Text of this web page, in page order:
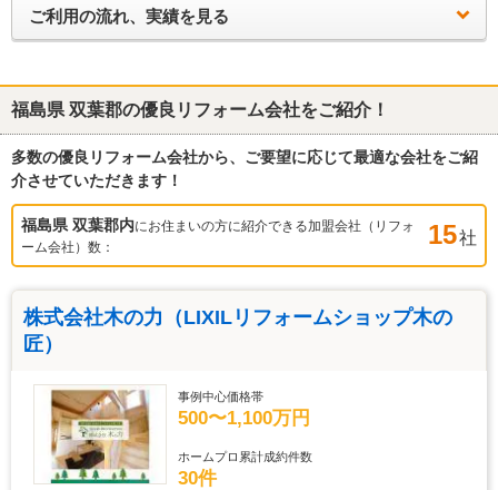
ご利用の流れ、実績を見る
福島県 双葉郡の優良リフォーム会社をご紹介！
多数の優良リフォーム会社から、ご要望に応じて最適な会社をご紹
介させていただきます！
福島県 双葉郡内にお住まいの方に紹介できる加盟会社（リフォ
ーム会社）数：
15社
株式会社木の力（LIXILリフォームショップ木の
匠）
事例中心価格帯
500〜1,100万円
ホームプロ累計成約件数
30件